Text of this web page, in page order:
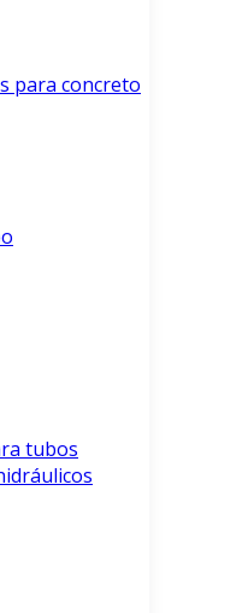
para concreto
tubos